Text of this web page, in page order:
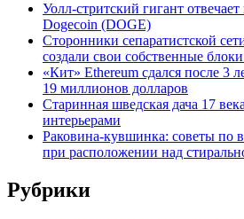
Уолл-стритский гигант
Dogecoin (DOGE)
Сторонники сепаратистской
создали свои собственные
«Кит» Ethereum сдался после 3
19 миллионов долларов
Старинная шведская дача 17
интерьерами
Раковина-кувшинка: советы по
при расположении над
Рубрики